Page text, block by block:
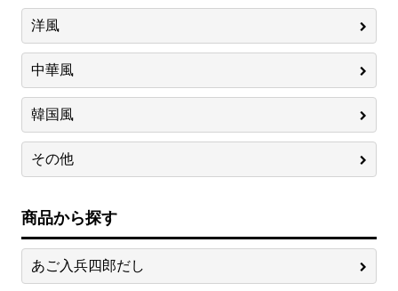
洋風
中華風
韓国風
その他
商品から探す
あご入兵四郎だし